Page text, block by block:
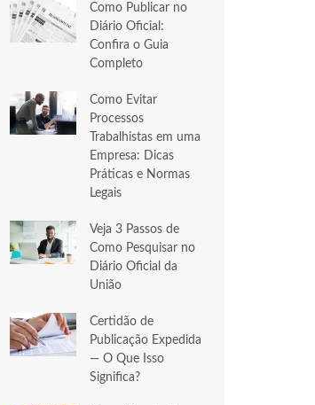
Como Publicar no
Diário Oficial:
Confira o Guia
Completo
Como Evitar
Processos
Trabalhistas em uma
Empresa: Dicas
Práticas e Normas
Legais
Veja 3 Passos de
Como Pesquisar no
Diário Oficial da
União
Certidão de
Publicação Expedida
— O Que Isso
Significa?